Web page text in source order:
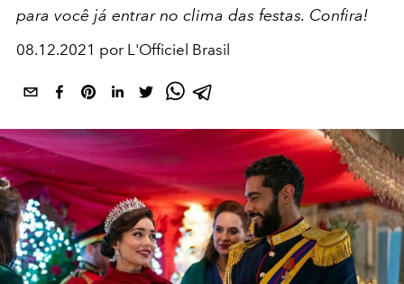
para você já entrar no clima das festas. Confira!
08.12.2021 por L'Officiel Brasil